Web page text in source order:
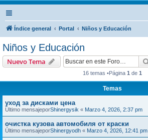
Índice general Portal Niños y Educación
Niños y Educación
Nuevo Tema
16 temas •Página 1 de 1
Temas
уход за дисками цена
Último mensajeporShinergysik « Marzo 4, 2026, 2:37 pm
очистка кузова автомобиля от краски
Último mensajeporShinergyodh « Marzo 4, 2026, 12:41 pm